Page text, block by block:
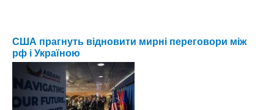
США прагнуть відновити мирні переговори між
рф і Україною